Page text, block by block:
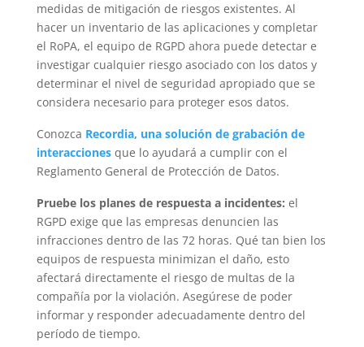
medidas de mitigación de riesgos existentes. Al
hacer un inventario de las aplicaciones y completar
el RoPA, el equipo de RGPD ahora puede detectar e
investigar cualquier riesgo asociado con los datos y
determinar el nivel de seguridad apropiado que se
considera necesario para proteger esos datos.
Conozca Recordia, una solución de grabación de
interaccionesque lo ayudará a cumplir con el
Reglamento General de Protección de Datos.
Pruebe los planes de respuesta a incidentes: el
RGPD exige que las empresas denuncien las
infracciones dentro de las 72 horas. Qué tan bien los
equipos de respuesta minimizan el daño, esto
afectará directamente el riesgo de multas de la
compañía por la violación. Asegúrese de poder
informar y responder adecuadamente dentro del
período de tiempo.